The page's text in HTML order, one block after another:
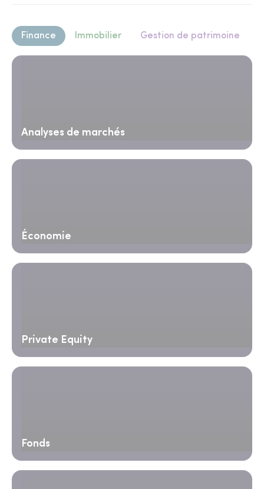
Finance Immobilier Gestion de patrimoine
Analyses de marchés
Économie
Private Equity
Fonds